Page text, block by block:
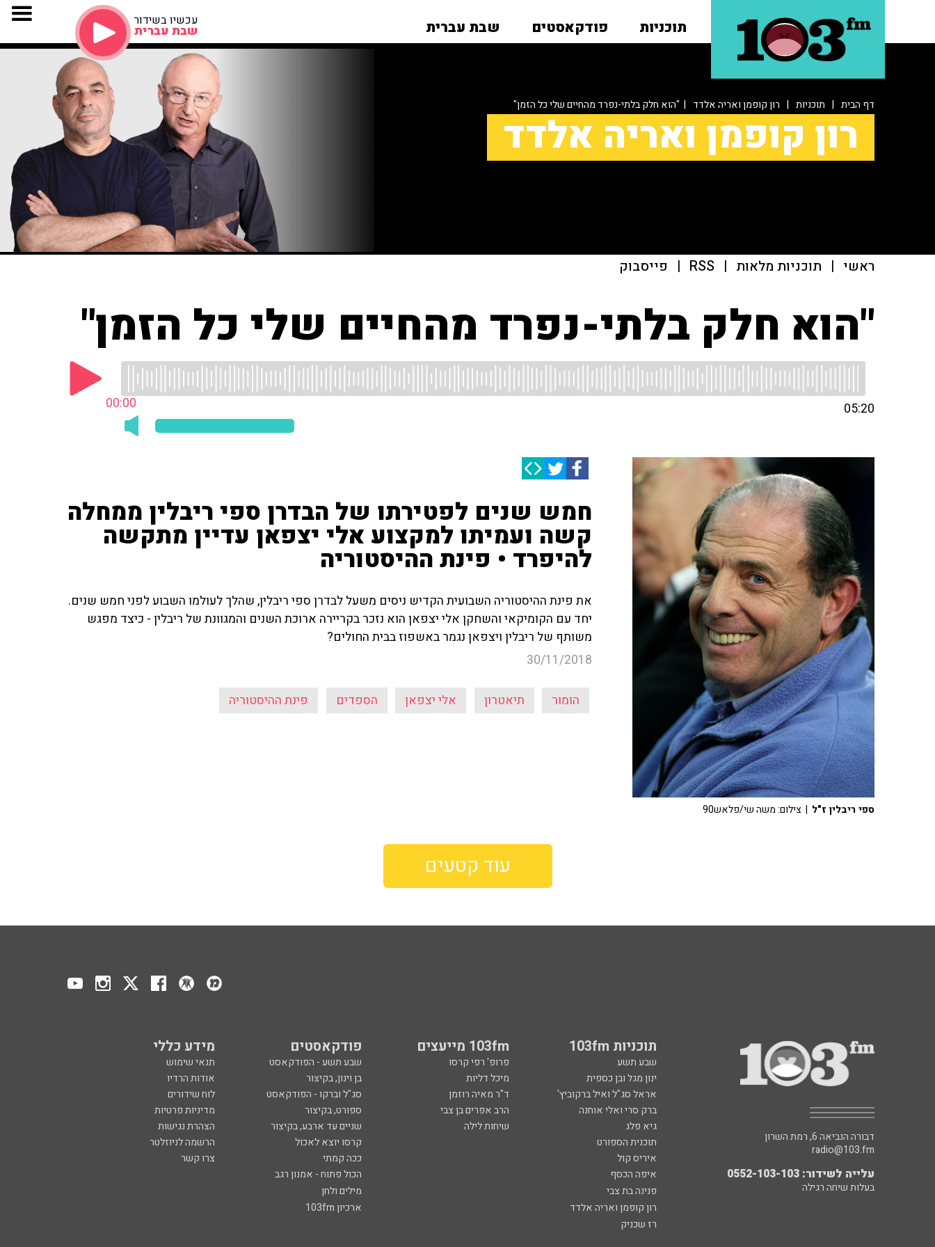
תוכניות פודקאסטים שבת עברית עכשיו בשידור
שבת עברית
דף הבית | תוכניות | רון קופמן ואריה אלדד | "הוא חלק בלתי-נפרד מהחיים שלי כל הזמן"
רון קופמן ואריה אלדד
ראשי | תוכניות מלאות |
RSS
| פייסבוק
"הוא חלק בלתי-נפרד מהחיים שלי כל הזמן"
00:00 05:20
חמש שנים לפטירתו של הבדרן ספי ריבלין ממחלה
קשה ועמיתו למקצוע אלי יצפאן עדיין מתקשה
להיפרד • פינת ההיסטוריה
את פינת ההיסטוריה השבועית הקדיש ניסים משעל לבדרן ספי ריבלין, שהלך לעולמו השבוע לפני חמש שנים.
יחד עם הקומיקאי והשחקן אלי יצפאן הוא נזכר בקריירה ארוכת השנים והמגוונת של ריבלין - כיצד מפגש
משותף של ריבלין ויצפאן נגמר באשפוז בבית החולים?
30/11/2018
הומור תיאטרון אלי יצפאן הספדים פינת ההיסטוריה
ספי ריבלין ז"ל | צילום: משה שי/פלאש90
עוד קטעים
תוכניות 103fm 103fm מייעצים פודקאסטים מידע כללי
שבע תשע פרופ' רפי קרסו שבע תשע - הפודקאסט
תנאי שימוש
ינון מגל ובן כספית
מיכל דליות בן וינון, בקיצור
אודות הרדיו
אראל סג"ל ואיל ברקוביץ'
ד"ר מאיה רוזמן סג"ל וברקו - הפודקאסט
לוח שידורים
ברק סרי ואלי אוחנה
הרב אפרים בן צבי ספורט, בקיצור
מדיניות פרטיות
גיא פלג
שיחות לילה שניים עד ארבע, בקיצור
הצהרת נגישות
תוכנית הספורט
קרסו יוצא לאכול
הרשמה לניוזלטר
איריס קול
ככה קמתי
צרו קשר
איפה הכסף
הכול פתוח - אמנון רגב
פנינה בת צבי
מילים ולחן
רון קופמן ואריה אלדד
ארכיון 103fm
רז שכניק
דבורה הנביאה 6, רמת השרון
radio@103.fm
עלייה לשידור: 0552-103-103
בעלות שיחה רגילה